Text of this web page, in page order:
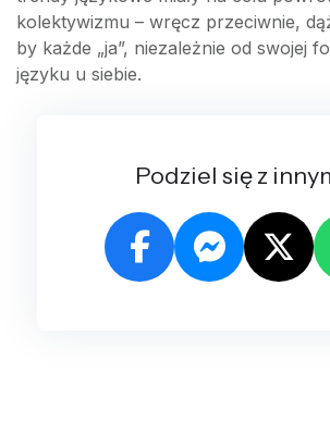
kolektywizmu – wręcz przeciwnie,
by każde „ja”, niezależnie od swojej
języku u siebie.
Podziel się z